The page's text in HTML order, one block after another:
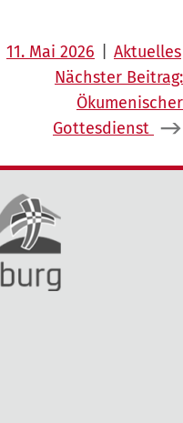
11. Mai 2026 Aktuelles
Nächster Beitrag:
Ökumenischer
Gottesdienst